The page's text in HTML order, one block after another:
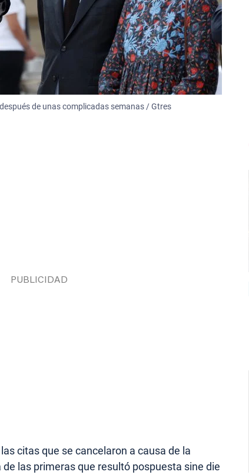
de unas complicadas semanas / Gtres
citas que se cancelaron a causa de la
las primeras que resultó pospuesta sine die